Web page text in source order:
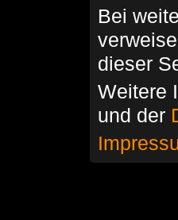
Bei
dieser
Weitere
und der